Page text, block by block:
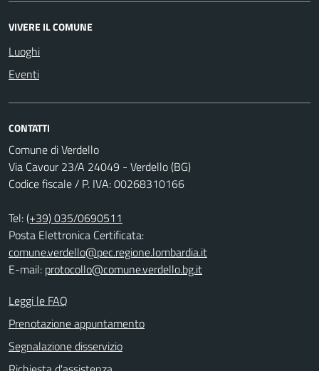
VIVERE IL COMUNE
Luoghi
Eventi
CONTATTI
Comune di Verdello
Via Cavour 23/A 24049 - Verdello (BG)
Codice fiscale / P. IVA: 00268310166
Tel:(+39) 035/0690511
Posta Elettronica Certificata:
comune.verdello@pec.regione.lombardia.it
E-mail: protocollo@comune.verdello.bg.it
Leggi le FAQ
Prenotazione appuntamento
Segnalazione disservizio